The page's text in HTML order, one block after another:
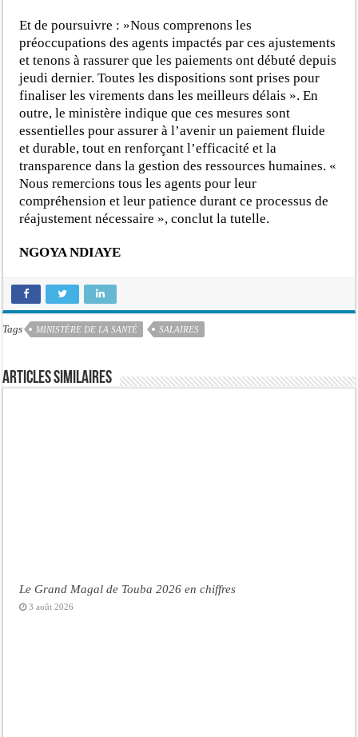
Et de poursuivre : »Nous comprenons les
préoccupations des agents impactés par ces ajustements
et tenons à rassurer que les paiements ont débuté depuis
jeudi dernier. Toutes les dispositions sont prises pour
finaliser les virements dans les meilleurs délais ». En
outre, le ministère indique que ces mesures sont
essentielles pour assurer à l’avenir un paiement fluide
et durable, tout en renforçant l’efficacité et la
transparence dans la gestion des ressources humaines. «
Nous remercions tous les agents pour leur
compréhension et leur patience durant ce processus de
réajustement nécessaire », conclut la tutelle.
NGOYA NDIAYE
Tags MINISTÈRE DE LA SANTÉ SALAIRES
Articles similaires
Le Grand Magal de Touba 2026 en chiffres
3 août 2026